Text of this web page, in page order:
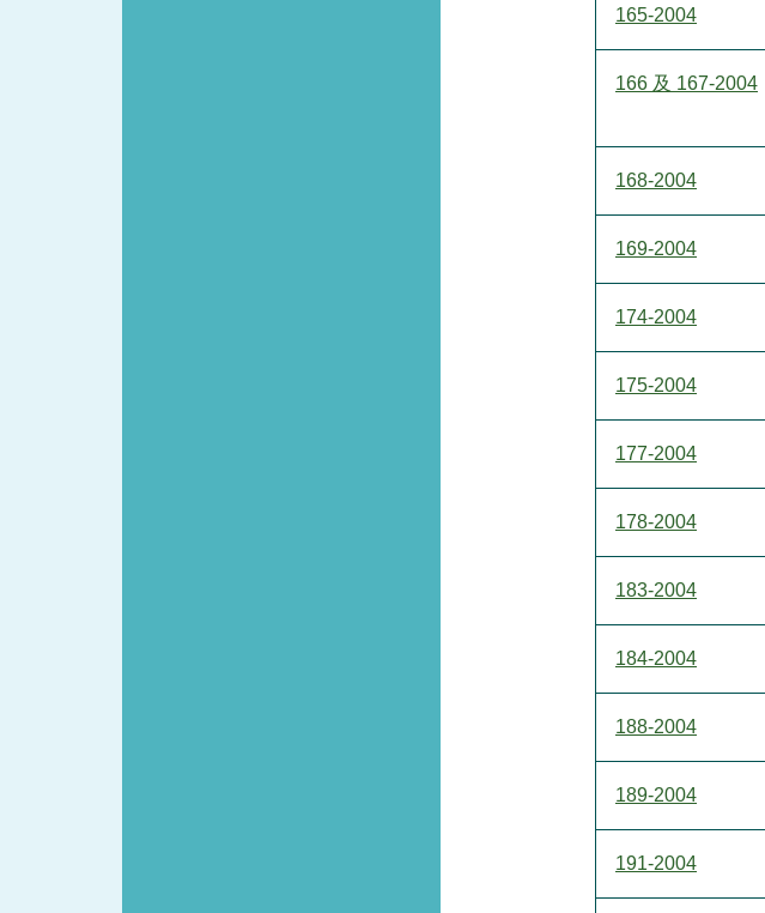
165-2004
166 及 167-2004
168-2004
169-2004
174-2004
175-2004
177-2004
178-2004
183-2004
184-2004
188-2004
189-2004
191-2004